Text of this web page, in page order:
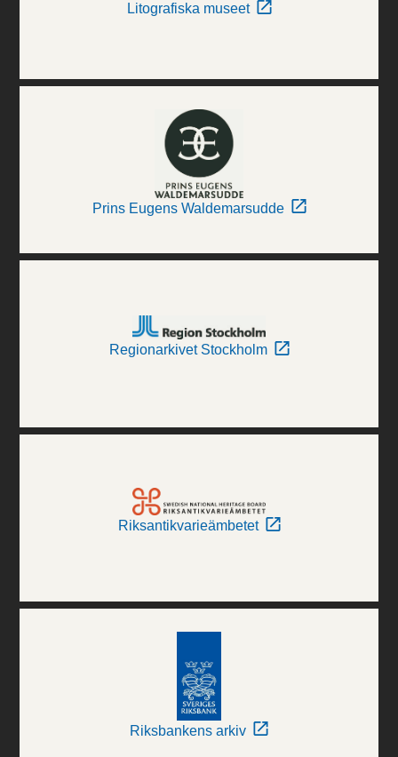
Litografiska museet
Prins Eugens Waldemarsudde
Regionarkivet Stockholm
Riksantikvarieämbetet
Riksbankens arkiv